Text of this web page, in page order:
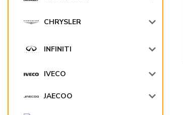
CHRYSLER
INFINITI
IVECO
JAECOO